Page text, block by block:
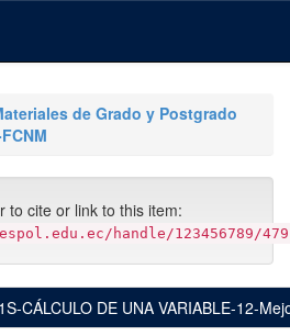
de Grado y Postgrado
to cite or link to this item:
handle/123456789/
CÁLCULO DE UNA VARIABLE-12-